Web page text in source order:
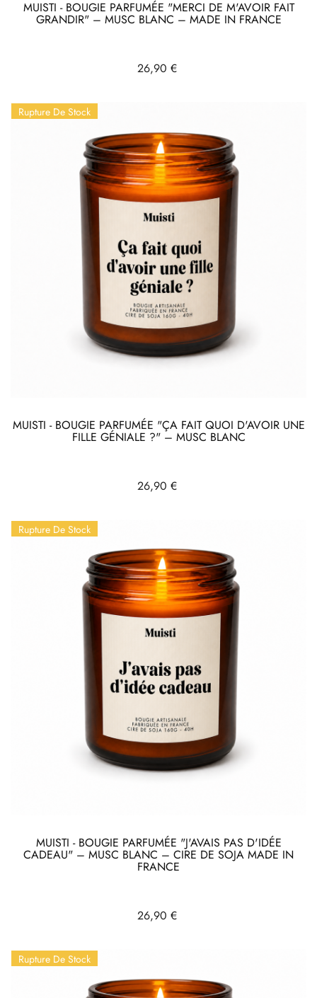
MUISTI - BOUGIE PARFUMÉE "MERCI DE M'AVOIR FAIT
GRANDIR" – MUSC BLANC – MADE IN FRANCE
Prix
26,90 €
Rupture De Stock
MUISTI - BOUGIE PARFUMÉE "ÇA FAIT QUOI D'AVOIR UNE
FILLE GÉNIALE ?" – MUSC BLANC
Prix
26,90 €
Rupture De Stock
MUISTI - BOUGIE PARFUMÉE "J'AVAIS PAS D'IDÉE
CADEAU" – MUSC BLANC – CIRE DE SOJA MADE IN
FRANCE
Prix
26,90 €
Rupture De Stock